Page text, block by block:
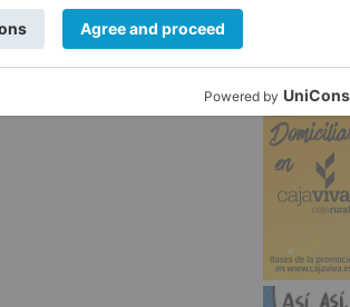
Provincial
órgano judicial,
el Tribunal